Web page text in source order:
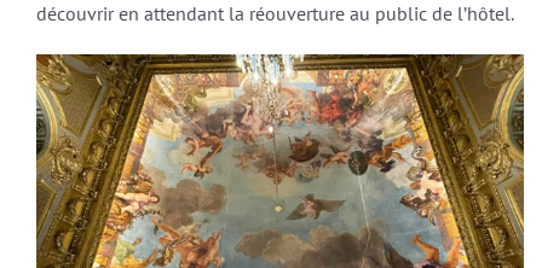
découvrir en attendant la réouverture au public de l’hôtel.